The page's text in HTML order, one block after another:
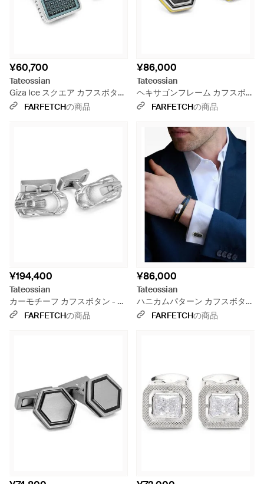
¥60,700
Tateossian
Giza Ice スクエア カフスボタン
- ブルーFARFETCHの商品
¥86,000
Tateossian
ヘキサゴンフレーム カフスボタ
ン - メタリック
FARFETCHの商品
¥194,400
Tateossian
カーモチーフ カフスボタン - ホ
ワイトFARFETCHの商品
¥86,000
Tateossian
ハニカムパターン カフスボタン
- ブルーFARFETCHの商品